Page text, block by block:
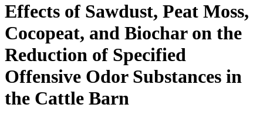
Effects of Sawdust, Peat Moss,
Cocopeat, and Biochar on the
Reduction of Specified
Offensive Odor Substances in
the Cattle Barn